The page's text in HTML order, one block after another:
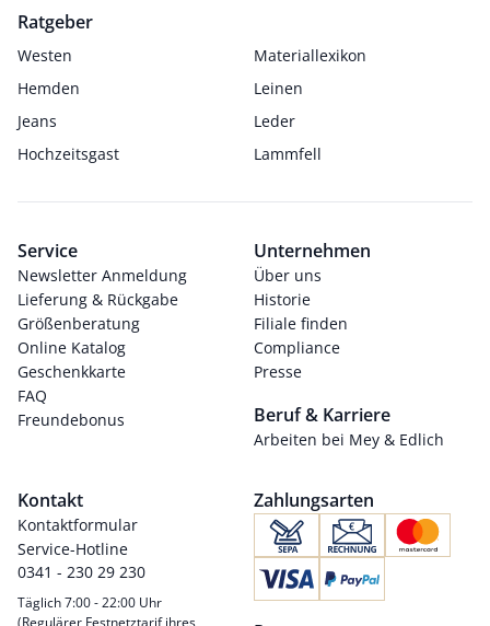
Ratgeber
Westen
Materiallexikon
Hemden
Leinen
Jeans
Leder
Hochzeitsgast
Lammfell
Service
Newsletter Anmeldung
Lieferung & Rückgabe
Größenberatung
Online Katalog
Geschenkkarte
FAQ
Freundebonus
Unternehmen
Über uns
Historie
Filiale finden
Compliance
Presse
Beruf & Karriere
Arbeiten bei Mey & Edlich
Kontakt
Kontaktformular
Service-Hotline
0341 - 230 29 230
Täglich 7:00 - 22:00 Uhr
(Regulärer Festnetztarif ihres
Zahlungsarten